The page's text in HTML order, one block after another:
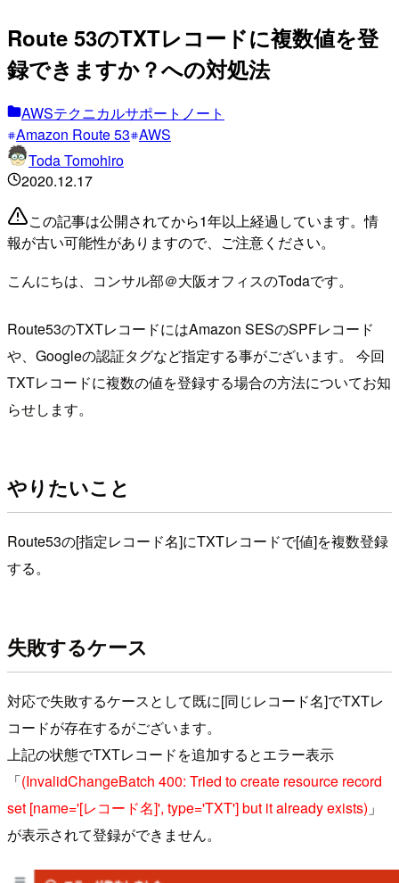
Route 53のTXTレコードに複数値を登
録できますか？への対処法
AWSテクニカルサポートノート
Amazon Route 53 AWS
Toda Tomohiro
2020.12.17
この記事は公開されてから1年以上経過しています。情
報が古い可能性がありますので、ご注意ください。
こんにちは、コンサル部＠大阪オフィスのTodaです。
Route53のTXTレコードにはAmazon SESのSPFレコード
や、Googleの認証タグなど指定する事がございます。 今回
TXTレコードに複数の値を登録する場合の方法についてお知
らせします。
やりたいこと
Route53の[指定レコード名]にTXTレコードで[値]を複数登録
する。
失敗するケース
対応で失敗するケースとして既に[同じレコード名]でTXTレ
コードが存在するがございます。
上記の状態でTXTレコードを追加するとエラー表示
「(InvalidChangeBatch 400: Tried to create resource record
set [name='[レコード名]', type='TXT'] but it already exists) 」
が表示されて登録ができません。